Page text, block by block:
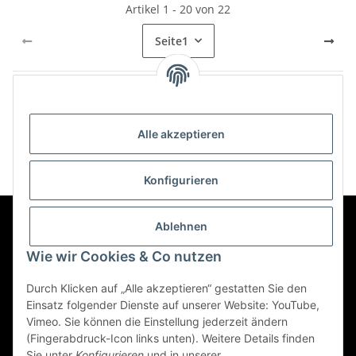
Alle akzeptieren
Konfigurieren
Ablehnen
Wie wir Cookies & Co nutzen
Durch Klicken auf „Alle akzeptieren“ gestatten Sie den
Einsatz folgender Dienste auf unserer Website: YouTube,
Vimeo. Sie können die Einstellung jederzeit ändern
(Fingerabdruck-Icon links unten). Weitere Details finden
Artikel 1 - 20 von 22
Seite1
Informationen
Gesetzliche Informationen
Vertrag widerrufen